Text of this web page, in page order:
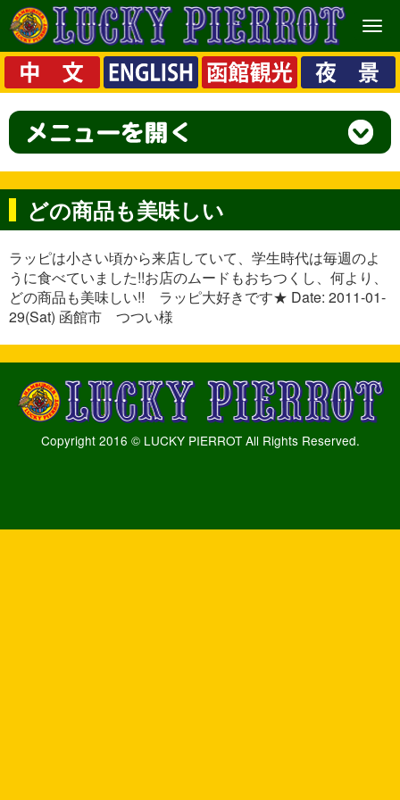
メ
ニ
ュ
ー
どの商品も美味しい
ラッピは小さい頃から来店していて、学生時代は毎週のよ
うに食べていました!!お店のムードもおちつくし、何より、
どの商品も美味しい!! ラッピ大好きです★ Date: 2011-01-
29(Sat) 函館市 つつい様
Copyright 2016 © LUCKY PIERROT All Rights Reserved.